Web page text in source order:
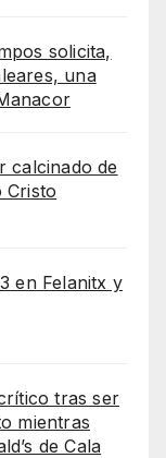
solicita,
una
calcinado de
Cristo
en Felanitx y
tras ser
mientras
de Cala